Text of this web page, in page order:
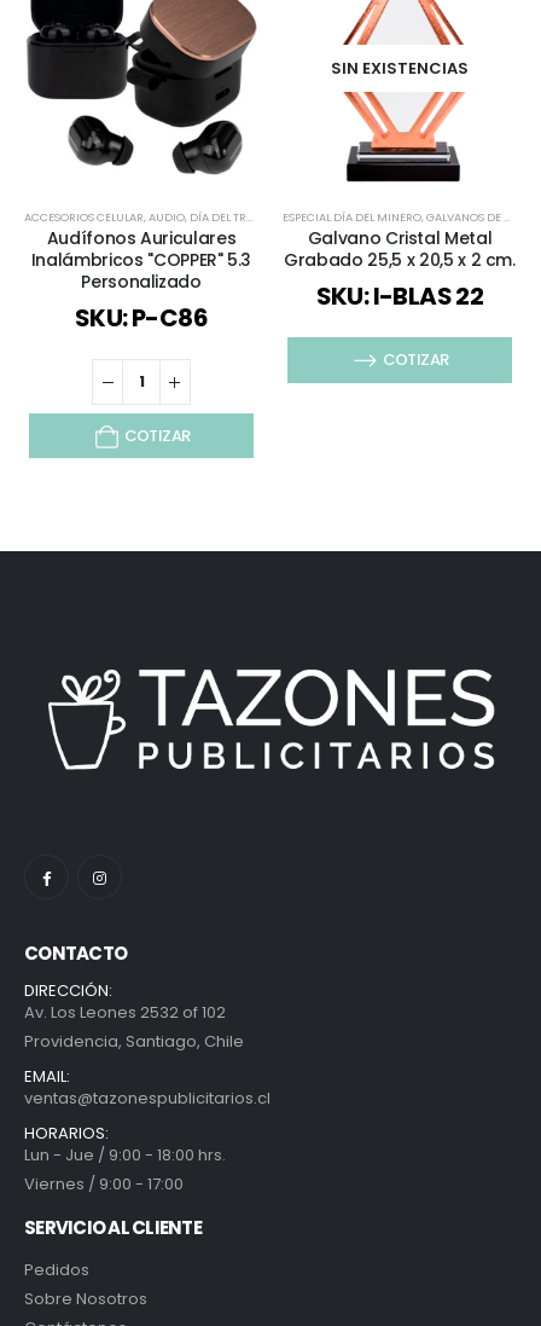
ACCESORIOS CELULAR,AUDIO, DÍA DEL TRABAJADOR ,ESPECIAL DÍA DEL MINERO,ESPECIAL DÍA
Audífonos Auriculares
Inalámbricos "COPPER" 5.3
Personalizado
SKU: P-C86
COTIZAR
SIN EXISTENCIAS
ESPECIAL DÍA DEL MINERO,GALVANOS DE CRISTAL
Galvano Cristal Metal
Grabado 25,5 x 20,5 x 2 cm.
SKU: I-BLAS 22
COTIZAR
CONTACTO
DIRECCIÓN:
Av. Los Leones 2532 of 102
Providencia, Santiago, Chile
EMAIL:
ventas@tazonespublicitarios.cl
HORARIOS:
Lun - Jue / 9:00 - 18:00 hrs.
Viernes / 9:00 - 17:00
SERVICIO AL CLIENTE
Pedidos
Sobre Nosotros